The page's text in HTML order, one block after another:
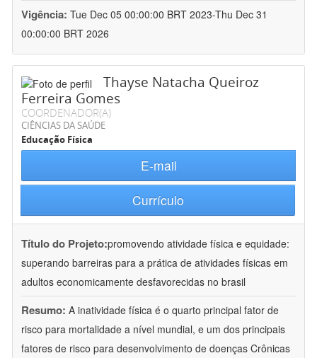
Vigência: Tue Dec 05 00:00:00 BRT 2023-Thu Dec 31
00:00:00 BRT 2026
Thayse Natacha Queiroz
Ferreira Gomes
COORDENADOR(A)
CIÊNCIAS DA SAÚDE
Educação Física
E-mail
Currículo
Título do Projeto:promovendo atividade física e equidade:
superando barreiras para a prática de atividades físicas em
adultos economicamente desfavorecidas no brasil
Resumo: A inatividade física é o quarto principal fator de
risco para mortalidade a nível mundial, e um dos principais
fatores de risco para desenvolvimento de doenças Crônicas